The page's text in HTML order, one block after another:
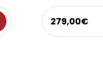
279,00€